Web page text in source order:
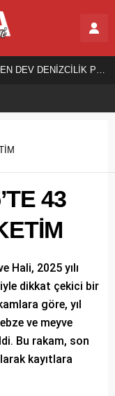
DENİZCİLİK PROJESİ!
43
Hali, 2025 yılı
dikkat çekici bir
göre, yıl
ve meyve
Bu rakam, son
kayıtlara